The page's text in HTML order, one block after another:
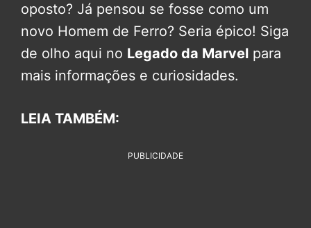
oposto? Já pensou se fosse como um
novo Homem de Ferro? Seria épico! Siga
de olho aqui no Legado da Marvel para
mais informações e curiosidades.
LEIA TAMBÉM:
PUBLICIDADE